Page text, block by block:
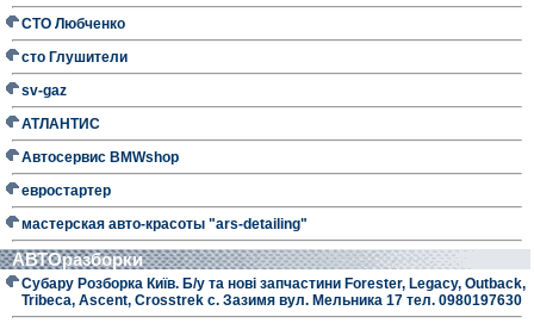
СТО Любченко
сто Глушители
sv-gaz
АТЛАНТИС
Автосервис BMWshop
евростартер
мастерская авто-красоты "ars-detailing"
АВТОразборки
Субару Розборка Київ. Б/у та нові запчастини Forester, Legacy, Outback,
Tribeca, Ascent, Crosstrek с. Зазимя вул. Мельника 17 тел. 0980197630